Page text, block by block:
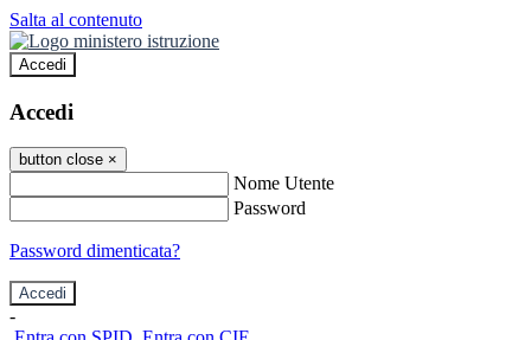
Salta al contenuto
Accedi
Accedi
button close ×
Nome Utente
Password
Password dimenticata?
-